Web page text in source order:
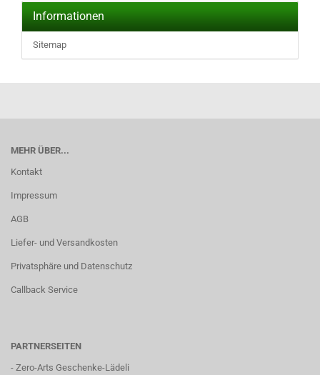
Informationen
Sitemap
MEHR ÜBER...
Kontakt
Impressum
AGB
Liefer- und Versandkosten
Privatsphäre und Datenschutz
Callback Service
PARTNERSEITEN
- Zero-Arts Geschenke-Lädeli